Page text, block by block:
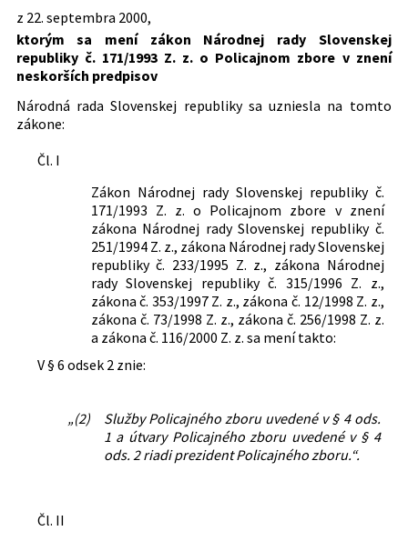
Dátum vyhlásenia: 11.10.2000
Dátum účinnosti od:
01.11.2000
Autor: Národná rada Slovenskej republiky
Právna oblasť:
Vojenské právo
Nachádza sa v čiastke:
z 22. septembra 2000,
ktorým sa mení zákon Národnej rady Slovenskej
republiky č. 171/1993 Z. z. o Policajnom zbore v znení
neskorších predpisov
Národná rada Slovenskej republiky sa uzniesla na tomto
zákone:
Čl. I
Zákon Národnej rady Slovenskej republiky č.
171/1993 Z. z. o Policajnom zbore v znení
zákona Národnej rady Slovenskej republiky č.
251/1994 Z. z., zákona Národnej rady Slovenskej
republiky č. 233/1995 Z. z., zákona Národnej
rady Slovenskej republiky č. 315/1996 Z. z.,
zákona č. 353/1997 Z. z., zákona č. 12/1998 Z. z.,
zákona č. 73/1998 Z. z., zákona č. 256/1998 Z. z.
a zákona č. 116/2000 Z. z. sa mení takto:
V § 6 odsek 2 znie:
„(2)
Služby Policajného zboru uvedené v § 4 ods.
1 a útvary Policajného zboru uvedené v § 4
ods. 2 riadi prezident Policajného zboru.“.
Čl. II